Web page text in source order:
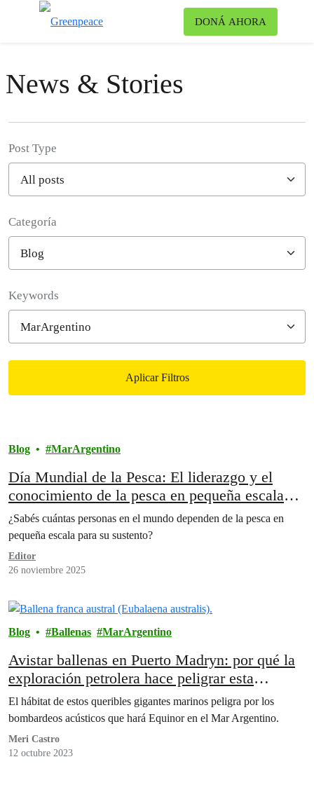
DONÁ AHORA
News & Stories
Post Type
Categoría
Keywords
Aplicar Filtros
Blog MarArgentino
Día Mundial de la Pesca: El liderazgo y el
conocimiento de la pesca en pequeña escala
son vitales para garantizar océanos saludables
¿Sabés cuántas personas en el mundo dependen de la pesca en
pequeña escala para su sustento?
Editor
26 noviembre 2025
Blog Ballenas MarArgentino
Avistar ballenas en Puerto Madryn: por qué la
exploración petrolera hace peligrar esta
actividad única en el mundo
El hábitat de estos queribles gigantes marinos peligra por los
bombardeos acústicos que hará Equinor en el Mar Argentino.
Meri Castro
12 octubre 2023